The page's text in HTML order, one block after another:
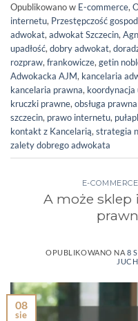
Opublikowano w E-commerce,
internetu, Przestępczość
adwokat, adwokat Szczecin,
upadłość, dobry adwokat,
rozpraw, frankowicze, getin
Adwokacka AJM, kancelaria
kancelaria prawna, koordynacja
kruczki prawne, obsługa
szczecin, prawo internetu,
kontakt z Kancelarią, strategia
zalety dobrego adwokata
E-COMMERCE
A może sklep
OPUBLIKOWANO NA 8
08
sie